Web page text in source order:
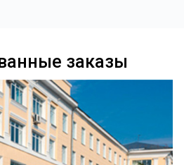
заказы